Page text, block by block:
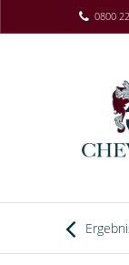
0800